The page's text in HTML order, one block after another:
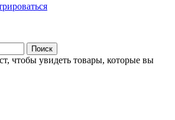
Поиск
чтобы увидеть товары, которые вы